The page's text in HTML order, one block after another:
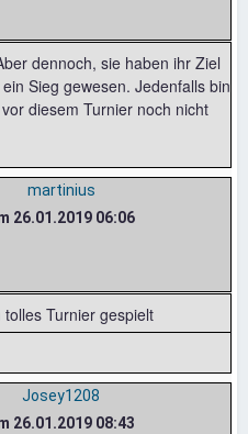
dennoch, sie haben ihr Ziel
Sieg gewesen. Jedenfalls bin
diesem Turnier noch nicht
martinius
26.01.2019 06:06
Turnier gespielt
Josey1208
26.01.2019 08:43